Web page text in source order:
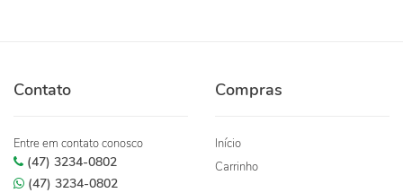
Contato
Entre em contato conosco
(47) 3234-0802
(47) 3234-0802
Compras
Início
Carrinho